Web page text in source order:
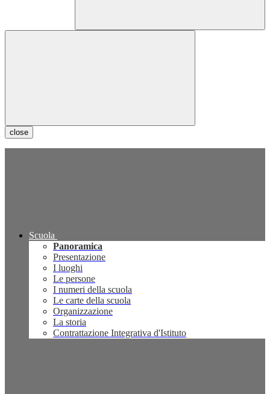
close
Scuola
Panoramica
Presentazione
I luoghi
Le persone
I numeri della scuola
Le carte della scuola
Organizzazione
La storia
Contrattazione Integrativa d'Istituto